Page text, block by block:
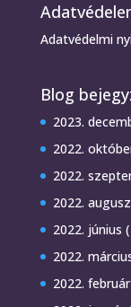
Adatvédelmi
Blog
2023.
2022.
2022.
2022.
2022. június
2022.
2022. február